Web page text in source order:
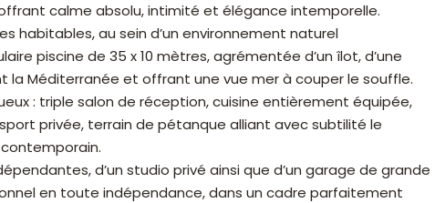
calme absolu, intimité et élégance intemporelle.
habitables, au sein d’un environnement naturel
piscine de 35 x 10 mètres, agrémentée d’un îlot, d’une
la Méditerranée et offrant une vue mer à couper le souffle.
: triple salon de réception, cuisine entièrement équipée,
privée, terrain de pétanque alliant avec subtilité le
d’un studio privé ainsi que d’un garage de grande
en toute indépendance, dans un cadre parfaitement